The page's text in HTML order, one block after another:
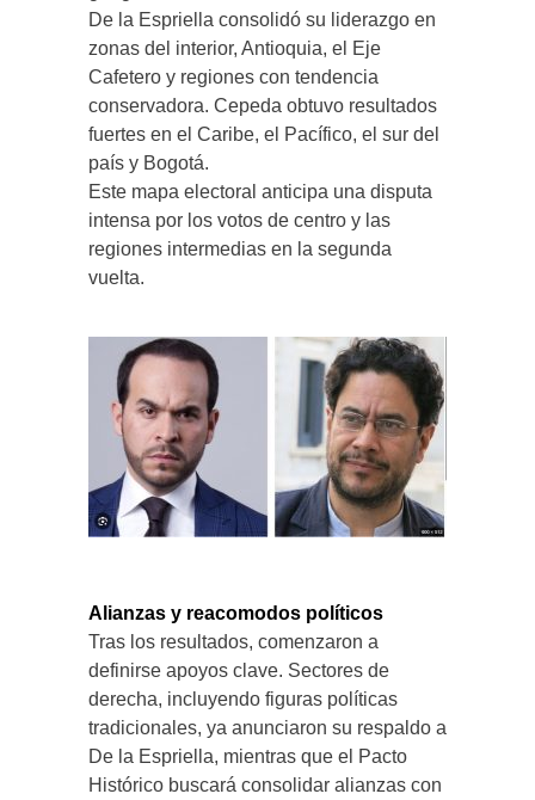
De la Espriella consolidó su liderazgo en
zonas del interior, Antioquia, el Eje
Cafetero y regiones con tendencia
conservadora. Cepeda obtuvo resultados
fuertes en el Caribe, el Pacífico, el sur del
país y Bogotá.
Este mapa electoral anticipa una disputa
intensa por los votos de centro y las
regiones intermedias en la segunda
vuelta.
Alianzas y reacomodos políticos
Tras los resultados, comenzaron a
definirse apoyos clave. Sectores de
derecha, incluyendo figuras políticas
tradicionales, ya anunciaron su respaldo a
De la Espriella, mientras que el Pacto
Histórico buscará consolidar alianzas con